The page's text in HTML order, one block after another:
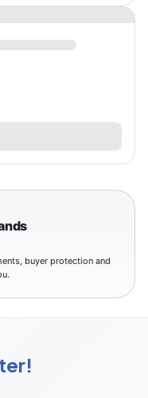
buyer protection and